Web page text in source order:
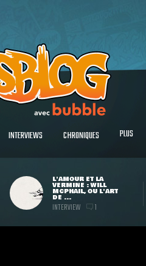
INTERVIEWS CHRONIQUES PLUS
L'AMOUR ET LA
VERMINE : WILL
MCPHAIL, OU L'ART
DE ...
INTERVIEW 1